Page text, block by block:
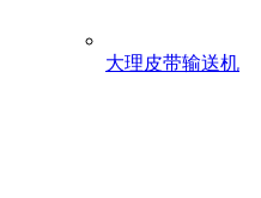
大理皮带输送机